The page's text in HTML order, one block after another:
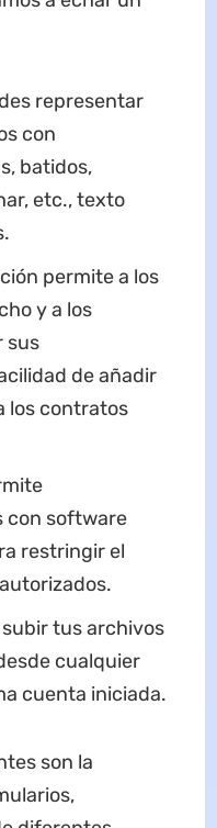
representar
con
batidos,
etc., texto
permite a los
y a los
sus
de añadir
los contratos
con software
restringir el
tus archivos
cualquier
cuenta iniciada.
son la